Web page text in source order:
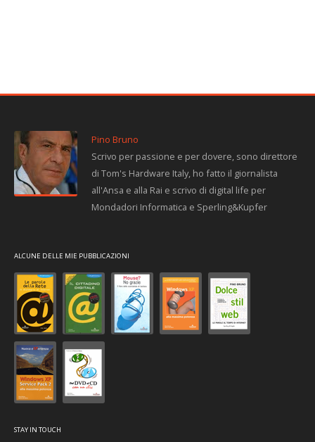
Pino Bruno
Scrivo per passione e per dovere, sono direttore
di Tom's Hardware Italy, ho fatto il giornalista
all'Ansa e alla Rai e scrivo di digital life per
Mondadori Informatica e Sperling&Kupfer
ALCUNE DELLE MIE PUBBLICAZIONI
STAY IN TOUCH